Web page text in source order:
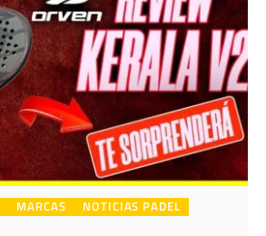
MARCAS
NOTICIAS PADEL